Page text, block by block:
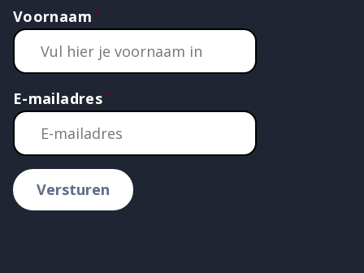
Voornaam
E-mailadres
Versturen